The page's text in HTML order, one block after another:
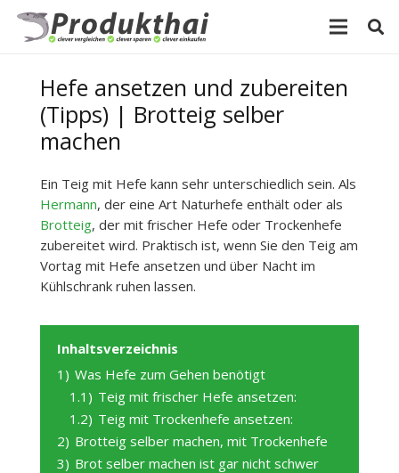
Hefe ansetzen und zubereiten
(Tipps) | Brotteig selber
machen
Ein Teig mit Hefe kann sehr unterschiedlich sein. Als
Hermann, der eine Art Naturhefe enthält oder als
Brotteig, der mit frischer Hefe oder Trockenhefe
zubereitet wird. Praktisch ist, wenn Sie den Teig am
Vortag mit Hefe ansetzen und über Nacht im
Kühlschrank ruhen lassen.
Inhaltsverzeichnis
1) Was Hefe zum Gehen benötigt
1.1) Teig mit frischer Hefe ansetzen:
1.2) Teig mit Trockenhefe ansetzen:
2) Brotteig selber machen, mit Trockenhefe
3) Brot selber machen ist gar nicht schwer